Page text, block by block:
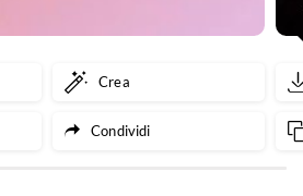
Crea
Condividi